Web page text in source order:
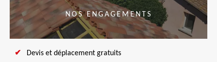
NOS ENGAGEMENTS
Devis et déplacement gratuits